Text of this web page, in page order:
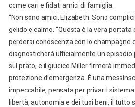
come cari e fidati amici di famiglia.
“Non sono amici, Elizabeth. Sono
gelido e calmo. “Questa è la vera portata
perderai conoscenza con lo champagne
diagnosticherà ufficialmente un episodio
sul prato, e il giudice Miller firmerà
protezione d’emergenza. È una
impeccabile, pensata per privarti
libertà, autonomia e dei tuoi beni, il tutto